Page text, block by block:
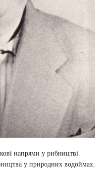
напрями у рибництві.
у природних водоймах.